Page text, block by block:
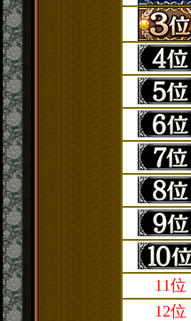
11位
12位